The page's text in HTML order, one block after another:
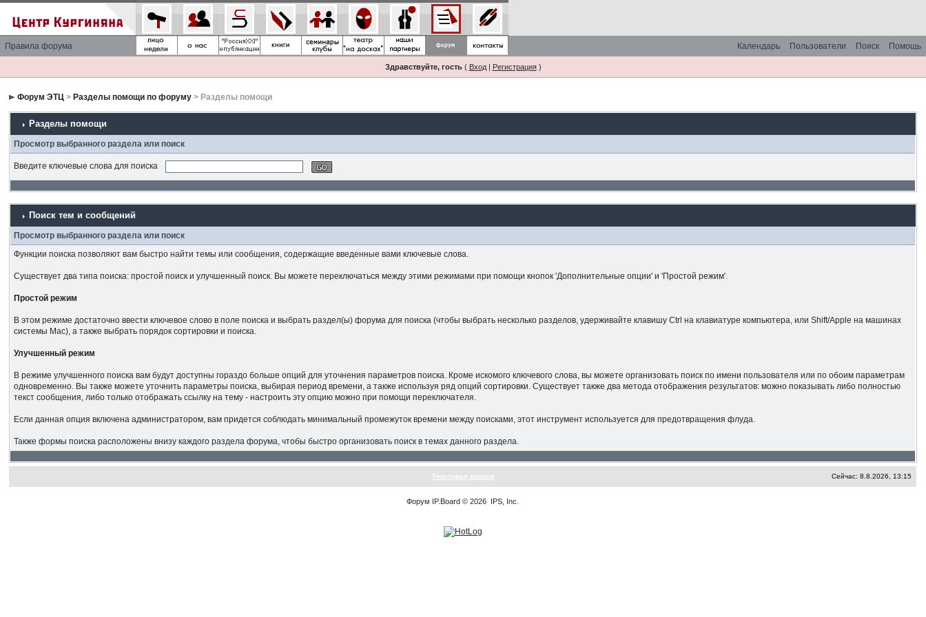
Правила форума Помощь
Поиск
Пользователи
Календарь
Здравствуйте, гость( Вход| Регистрация)
Форум ЭТЦ > Разделы помощи по форуму > Разделы помощи
Разделы помощи
Просмотр выбранного раздела или поиск
Введите ключевые слова для поиска
Поиск тем и сообщений
Просмотр выбранного раздела или поиск
Функции поиска позволяют вам быстро найти темы или сообщения, содержащие введенные вами ключевые слова.
Существует два типа поиска: простой поиск и улучшенный поиск. Вы можете переключаться между этими режимами при помощи кнопок 'Дополнительные опции' и 'Простой режим'.
Простой режим
В этом режиме достаточно ввести ключевое слово в поле поиска и выбрать раздел(ы) форума для поиска (чтобы выбрать несколько разделов, удерживайте клавишу Ctrl на клавиатуре компьютера, или Shift/Apple на машинах
системы Mac), а также выбрать порядок сортировки и поиска.
Улучшенный режим
В режиме улучшенного поиска вам будут доступны гораздо больше опций для уточнения параметров поиска. Кроме искомого ключевого слова, вы можете организовать поиск по имени пользователя или по обоим параметрам
одновременно. Вы также можете уточнить параметры поиска, выбирая период времени, а также используя ряд опций сортировки. Существует также два метода отображения результатов: можно показывать либо полностью
текст сообщения, либо только отображать ссылку на тему - настроить эту опцию можно при помощи переключателя.
Если данная опция включена администратором, вам придется соблюдать минимальный промежуток времени между поисками, этот инструмент используется для предотвращения флуда.
Также формы поиска расположены внизу каждого раздела форума, чтобы быстро организовать поиск в темах данного раздела.
Текстовая версия Сейчас: 8.8.2026, 13:15
Форум IP.Board © 2026 IPS, Inc